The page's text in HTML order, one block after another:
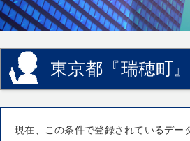
東京都『瑞穂町
現在、この条件で登録されているデー